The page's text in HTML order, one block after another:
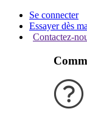
Se connecter
Essayer dès
Contactez-